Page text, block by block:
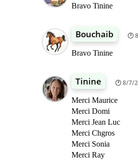
Bravo Tinine
Bouchaib
Bravo Tinine
Tinine 8/7/
Merci Maurice
Merci Domi
Merci Jean Luc
Merci Chgros
Merci Sonia
Merci Ray